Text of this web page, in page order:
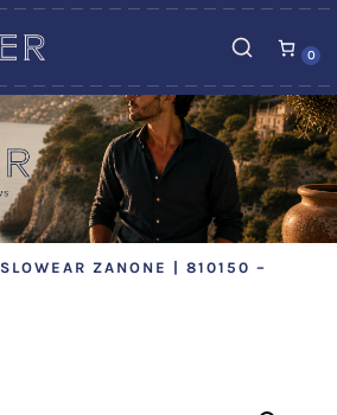
0
SLOWEAR ZANONE | 810150 –